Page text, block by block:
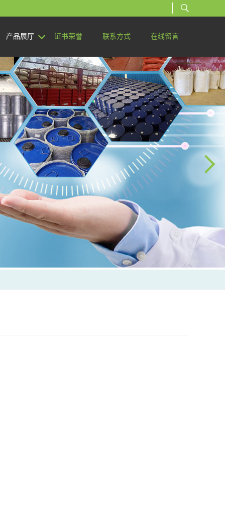
产品展厅 证书荣誉 联系方式 在线留言